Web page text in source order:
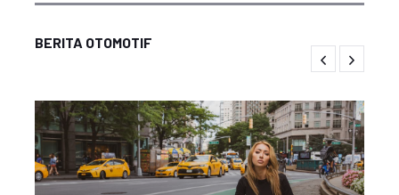
BERITA OTOMOTIF